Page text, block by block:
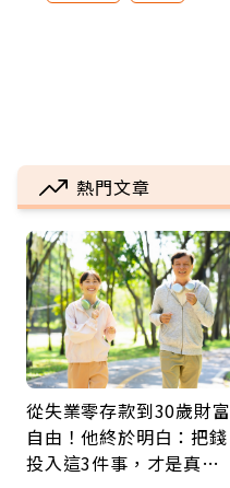
熱門文章
從失業零存款到30歲財富
自由！他終於明白：把錢
投入這3件事，才是真正